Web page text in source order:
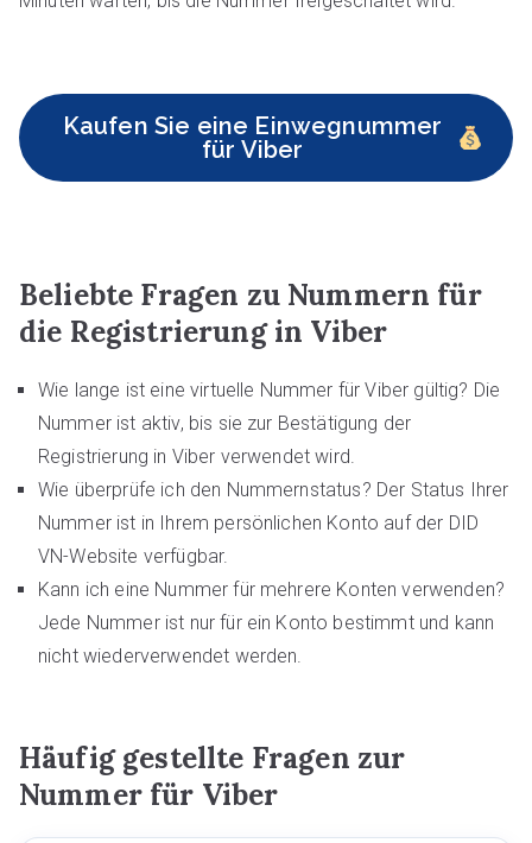
Kaufen Sie eine Einwegnummer
für Viber
Beliebte Fragen zu Nummern für
die Registrierung in Viber
Wie lange ist eine virtuelle Nummer für Viber gültig? Die
Nummer ist aktiv, bis sie zur Bestätigung der
Registrierung in Viber verwendet wird.
Wie überprüfe ich den Nummernstatus? Der Status Ihrer
Nummer ist in Ihrem persönlichen Konto auf der DID
VN-Website verfügbar.
Kann ich eine Nummer für mehrere Konten verwenden?
Jede Nummer ist nur für ein Konto bestimmt und kann
nicht wiederverwendet werden.
Häufig gestellte Fragen zur
Nummer für Viber